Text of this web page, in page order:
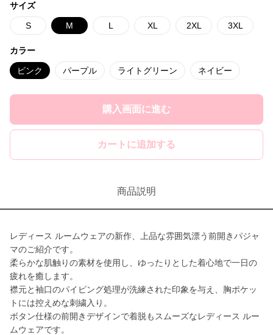
サイズ
S M L XL 2XL 3XL
カラー
ピンク パープル ライトグリーン ネイビー
購入画面に進む
カートに追加する
商品説明
レディース ルームウェアの新作、上品な雰囲気漂う前開きパジャ
マのご紹介です。
柔らかな肌触りの素材を使用し、ゆったりとした着心地で一日の
疲れを癒します。
襟元と袖口のパイピング処理が洗練された印象を与え、胸ポケッ
トには控えめな刺繍入り。
ボタン仕様の前開きデザインで着脱もスムーズなレディース ルー
ムウェアです。